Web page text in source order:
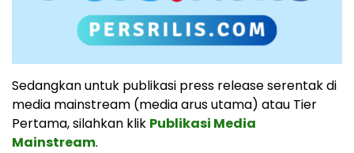
Sedangkan untuk publikasi press release serentak di
media mainstream (media arus utama) atau Tier
Pertama, silahkan klik Publikasi Media
Mainstream.